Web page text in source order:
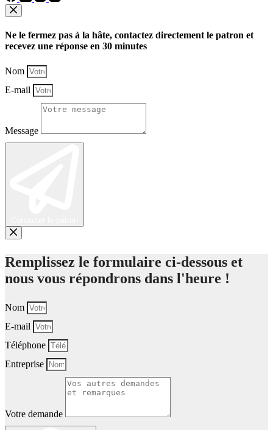
Ne le fermez pas à la hâte, contactez directement le patron et
recevez une réponse en 30 minutes
Nom
E-mail
Message
Remplissez le formulaire ci-dessous et
nous vous répondrons dans l'heure !
Nom
E-mail
Téléphone
Entreprise
Votre demande